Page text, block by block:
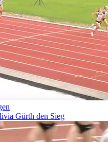
Gürth den Sieg